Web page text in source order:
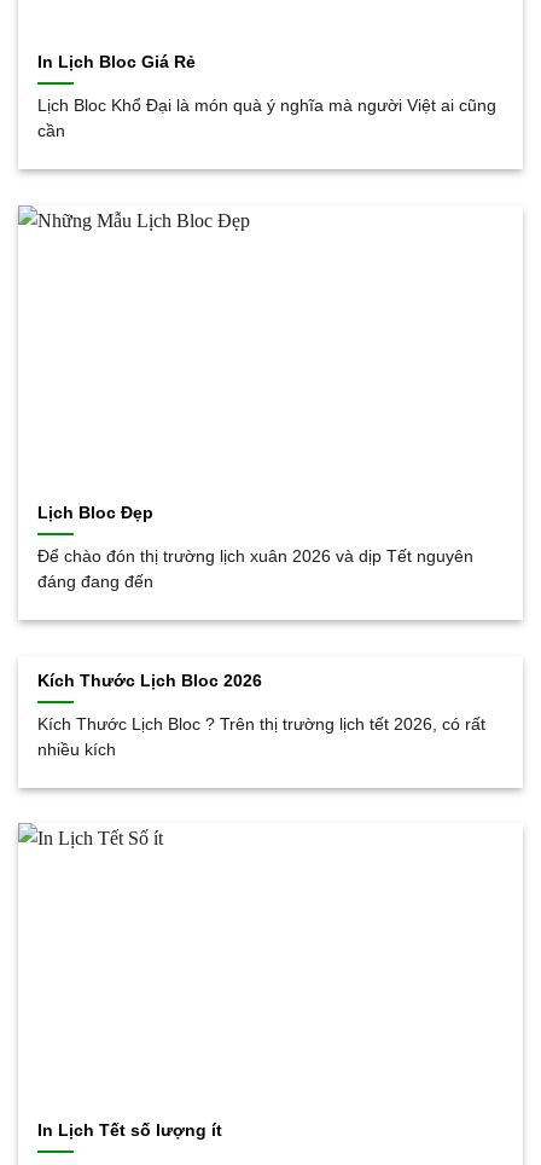
In Lịch Bloc Giá Rẻ
Lịch Bloc Khổ Đại là món quà ý nghĩa mà người Việt ai cũng
cần
Lịch Bloc Đẹp
Để chào đón thị trường lịch xuân 2026 và dịp Tết nguyên
đáng đang đến
Kích Thước Lịch Bloc 2026
Kích Thước Lịch Bloc ? Trên thị trường lịch tết 2026, có rất
nhiều kích
In Lịch Tết số lượng ít